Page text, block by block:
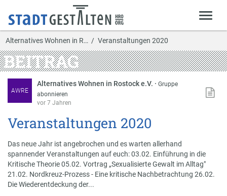
Alternatives Wohnen in R… Veranstaltungen 2020
BEITRAG
AWRE
Alternatives Wohnen in Rostock e.V. ·Gruppe
abonnieren
vor 7 Jahren
Veranstaltungen 2020
Das neue Jahr ist angebrochen und es warten allerhand
spannender Veranstaltungen auf euch: 03.02. Einführung in die
Kritische Theorie 05.02. Vortrag „Sexualisierte Gewalt im Alltag"
21.02. Nordkreuz-Prozess - Eine kritische Nachbetrachtung 26.02.
Die Wiederentdeckung der...